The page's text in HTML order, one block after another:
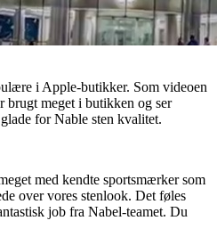
i Apple-butikker. Som videoen
brugt meget i butikken og ser
for Nable sten kvalitet.
med kendte sportsmærker som
over vores stenlook. Det føles
job fra Nabel-teamet. Du